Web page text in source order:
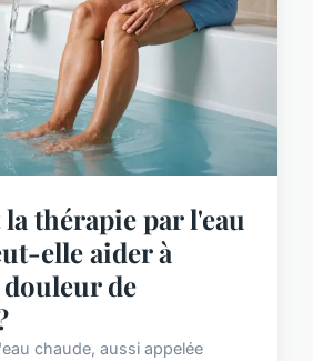
thérapie par l'eau
elle aider à
de
chaude, aussi appelée